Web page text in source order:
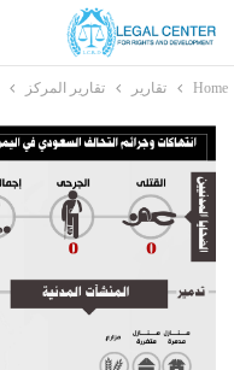
Home تقارير تقارير المركز